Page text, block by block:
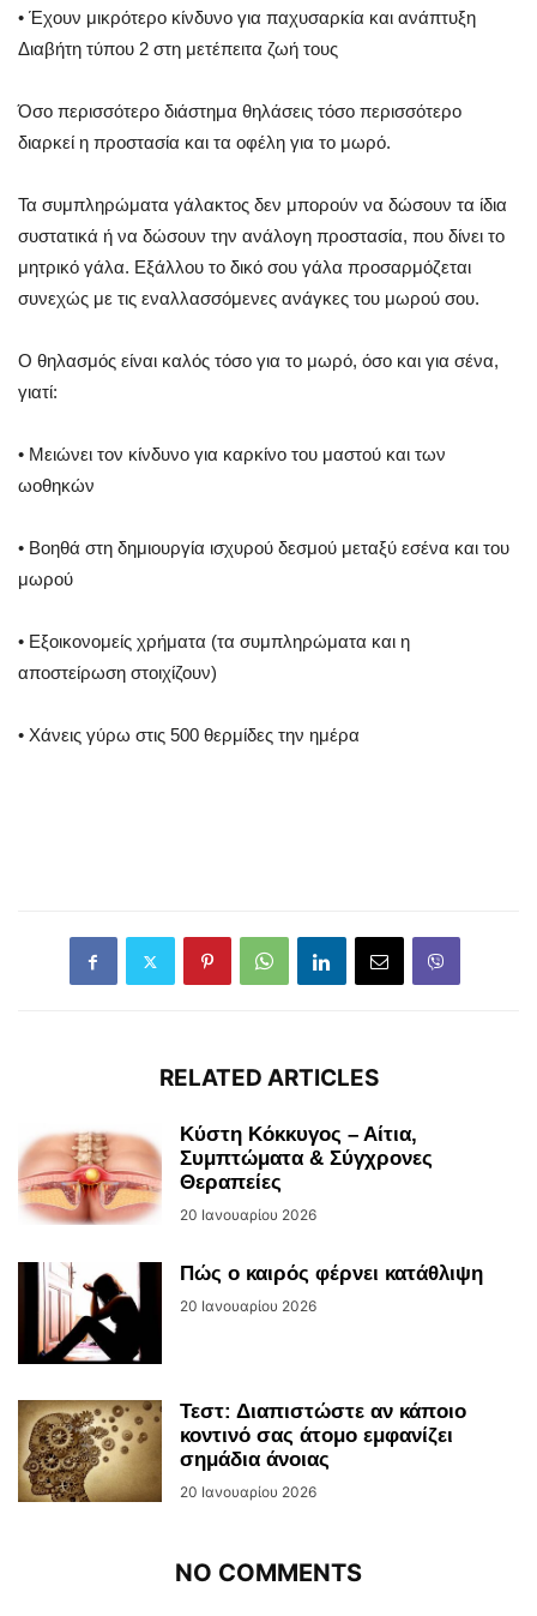
• Έχουν μικρότερο κίνδυνο για παχυσαρκία και ανάπτυξη
Διαβήτη τύπου 2 στη μετέπειτα ζωή τους
Όσο περισσότερο διάστημα θηλάσεις τόσο περισσότερο
διαρκεί η προστασία και τα οφέλη για το μωρό.
Τα συμπληρώματα γάλακτος δεν μπορούν να δώσουν τα ίδια
συστατικά ή να δώσουν την ανάλογη προστασία, που δίνει το
μητρικό γάλα. Εξάλλου το δικό σου γάλα προσαρμόζεται
συνεχώς με τις εναλλασσόμενες ανάγκες του μωρού σου.
Ο θηλασμός είναι καλός τόσο για το μωρό, όσο και για σένα,
γιατί:
• Μειώνει τον κίνδυνο για καρκίνο του μαστού και των
ωοθηκών
• Βοηθά στη δημιουργία ισχυρού δεσμού μεταξύ εσένα και του
μωρού
• Εξοικονομείς χρήματα (τα συμπληρώματα και η
αποστείρωση στοιχίζουν)
• Χάνεις γύρω στις 500 θερμίδες την ημέρα
RELATED ARTICLES
Κύστη Κόκκυγος – Αίτια,
Συμπτώματα & Σύγχρονες
Θεραπείες
20 Ιανουαρίου 2026
Πώς ο καιρός φέρνει κατάθλιψη
20 Ιανουαρίου 2026
Τεστ: Διαπιστώστε αν κάποιο
κοντινό σας άτομο εμφανίζει
σημάδια άνοιας
20 Ιανουαρίου 2026
NO COMMENTS